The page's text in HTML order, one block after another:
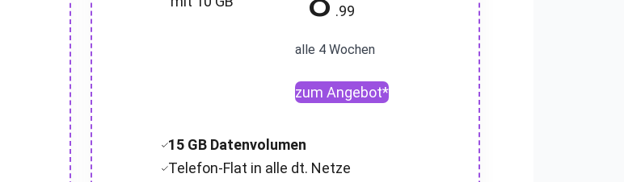
.99
alle 4 Wochen
zum Angebot*
15 GB Datenvolumen
Telefon-Flat in alle dt. Netze